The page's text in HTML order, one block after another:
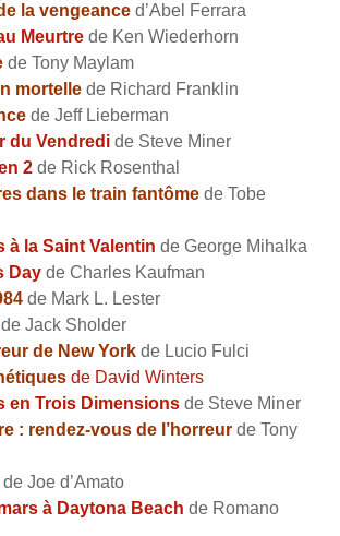
la vengeance d’Abel Ferrara
Meurtre de Ken Wiederhorn
de Tony Maylam
mortelle de Richard Franklin
de Jeff Lieberman
du Vendredi de Steve Miner
2 de Rick Rosenthal
dans le train fantôme de Tobe
à la Saint Valentin de George Mihalka
Day de Charles Kaufman
de Mark L. Lester
de Jack Sholder
de New York de Lucio Fulci
de David Winters
en Trois Dimensions de Steve Miner
: rendez-vous de l’horreur de Tony
de Joe d’Amato
à Daytona Beach de Romano